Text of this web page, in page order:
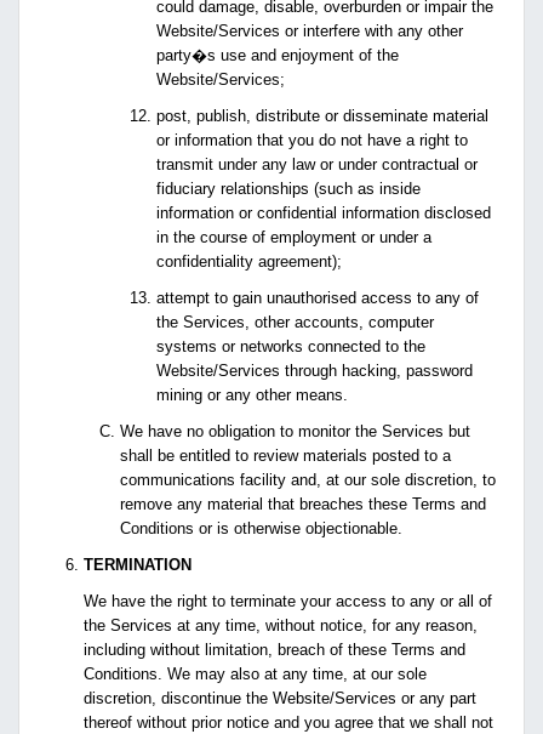
could damage, disable, overburden or impair the
Website/Services or interfere with any other
party�s use and enjoyment of the
Website/Services;
post, publish, distribute or disseminate material
or information that you do not have a right to
transmit under any law or under contractual or
fiduciary relationships (such as inside
information or confidential information disclosed
in the course of employment or under a
confidentiality agreement);
attempt to gain unauthorised access to any of
the Services, other accounts, computer
systems or networks connected to the
Website/Services through hacking, password
mining or any other means.
We have no obligation to monitor the Services but
shall be entitled to review materials posted to a
communications facility and, at our sole discretion, to
remove any material that breaches these Terms and
Conditions or is otherwise objectionable.
TERMINATION
We have the right to terminate your access to any or all of
the Services at any time, without notice, for any reason,
including without limitation, breach of these Terms and
Conditions. We may also at any time, at our sole
discretion, discontinue the Website/Services or any part
thereof without prior notice and you agree that we shall not